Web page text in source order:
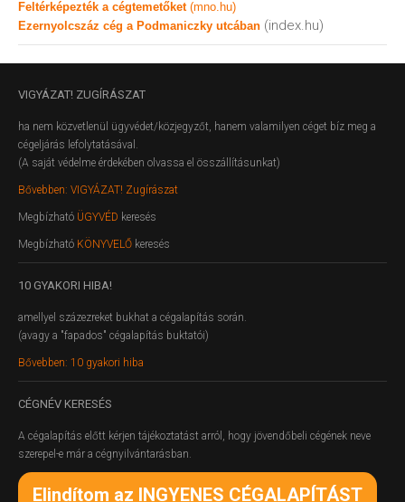
Feltérképezték a cégtemetőket (mno.hu)
Ezernyolcszáz cég a Podmaniczky utcában (index.hu)
VIGYÁZAT! ZUGÍRÁSZAT
ha nem közvetlenül ügyvédet/közjegyzőt, hanem valamilyen céget bíz meg a
cégeljárás lefolytatásával.
(A saját védelme érdekében olvassa el összállításunkat)
Bővebben: VIGYÁZAT! Zugírászat
Megbízható ÜGYVÉD keresés
Megbízható KÖNYVELŐ keresés
10 GYAKORI HIBA!
amellyel százezreket bukhat a cégalapítás során.
(avagy a "fapados" cégalapítás buktatói)
Bővebben: 10 gyakori hiba
CÉGNÉV KERESÉS
A cégalapítás előtt kérjen tájékoztatást arról, hogy jövendőbeli cégének neve
szerepel-e már a cégnyilvántarásban.
Elindítom az INGYENES CÉGALAPÍTÁST